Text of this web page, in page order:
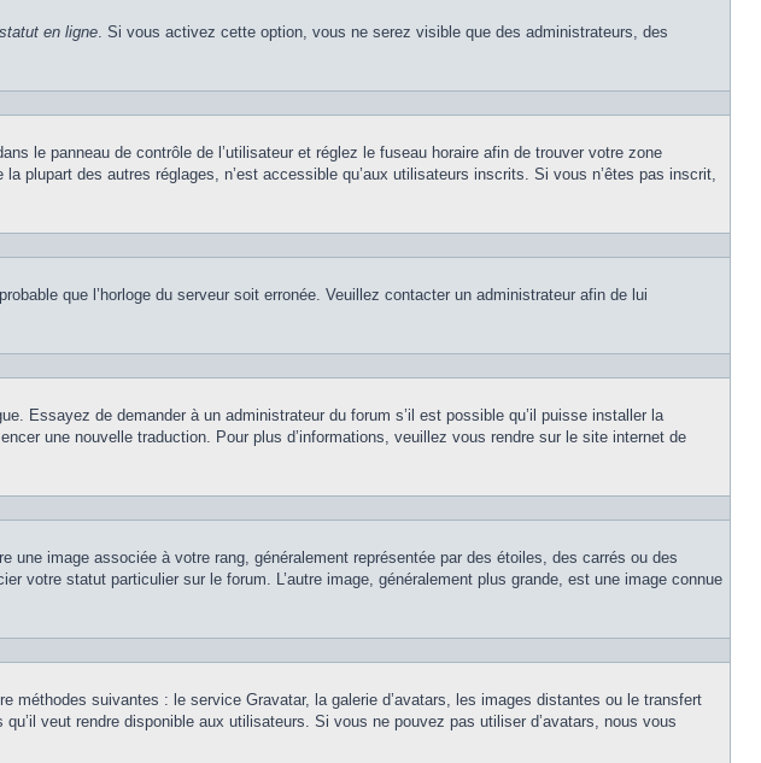
en ligne. Si vous activez cette option, vous ne serez visible que des administrateurs, des
le panneau de contrôle de l’utilisateur et réglez le fuseau horaire afin de trouver votre zone
plupart des autres réglages, n’est accessible qu’aux utilisateurs inscrits. Si vous n’êtes pas inscrit,
que l’horloge du serveur soit erronée. Veuillez contacter un administrateur afin de lui
Essayez de demander à un administrateur du forum s’il est possible qu’il puisse installer la
une nouvelle traduction. Pour plus d’informations, veuillez vous rendre sur le site internet de
une image associée à votre rang, généralement représentée par des étoiles, des carrés ou des
votre statut particulier sur le forum. L’autre image, généralement plus grande, est une image connue
méthodes suivantes : le service Gravatar, la galerie d’avatars, les images distantes ou le transfert
veut rendre disponible aux utilisateurs. Si vous ne pouvez pas utiliser d’avatars, nous vous